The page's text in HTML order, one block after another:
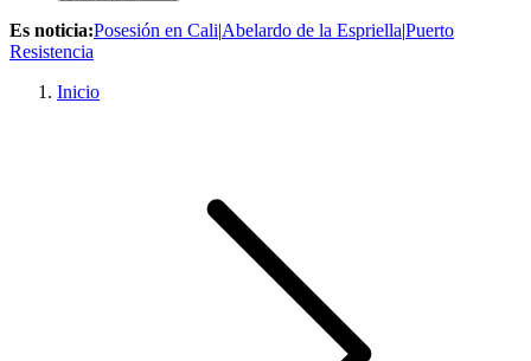
Es noticia:Posesión en Cali|Abelardo de la Espriella|Puerto
Resistencia
Inicio